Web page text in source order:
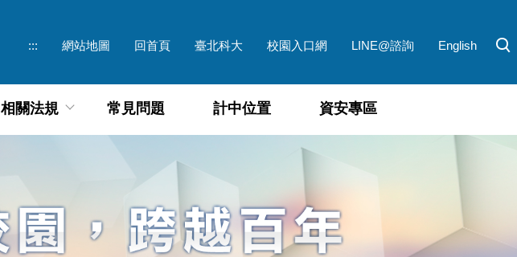
::: 網站地圖 回首頁 臺北科大 校園入口網 LINE@諮詢 English
相關法規 常見問題 計中位置 資安專區